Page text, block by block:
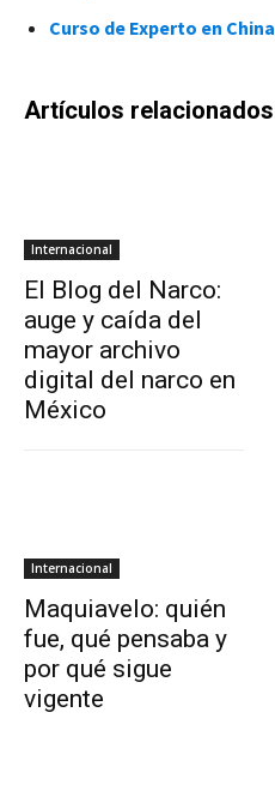
Curso de Experto en China
Artículos relacionados
Internacional
El Blog del Narco:
auge y caída del
mayor archivo
digital del narco en
México
Internacional
Maquiavelo: quién
fue, qué pensaba y
por qué sigue
vigente